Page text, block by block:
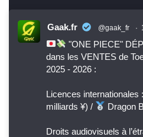
Gaak.fr @gaak_fr ·
"ONE PIECE"
dans les VENTES de
2025 - 2026 :
Licences internationales :
milliards ¥) /
Dragon
Droits audiovisuels à